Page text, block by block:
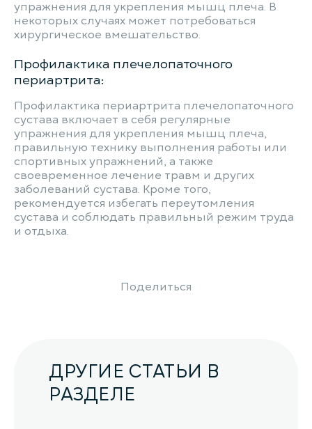
упражнения для укрепления мышц плеча. В
некоторых случаях может потребоваться
хирургическое вмешательство.
Профилактика плечелопаточного
периартрита:
Профилактика периартрита плечелопаточного
сустава включает в себя регулярные
упражнения для укрепления мышц плеча,
правильную технику выполнения работы или
спортивных упражнений, а также
своевременное лечение травм и других
заболеваний сустава. Кроме того,
рекомендуется избегать переутомления
сустава и соблюдать правильный режим труда
и отдыха.
Поделиться
ДРУГИЕ СТАТЬИ В
РАЗДЕЛЕ